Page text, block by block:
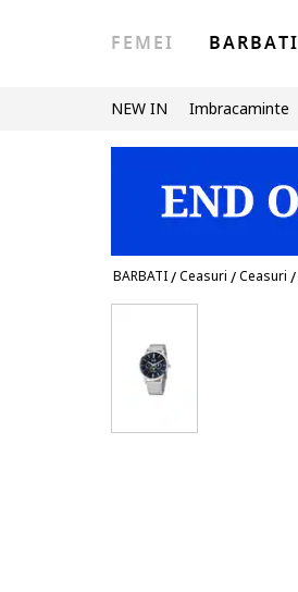
FEMEI BARBATI
NEW IN Imbracaminte
BARBATI/Ceasuri /Ceasuri /